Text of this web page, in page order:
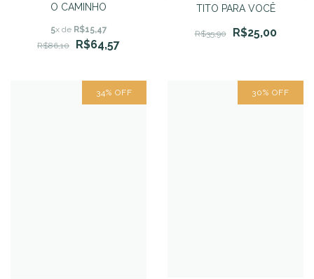
O CAMINHO
5x de R$15,47
R$86,10
R$64,57
TITO PARA VOCÊ
R$35,90 R$25,00
34% OFF 30% OFF